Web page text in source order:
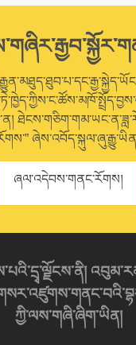
ཞལ་འདེབས་གནང་རོགས།
ཀྱི་ལས་གཞི་ཞིག་ཡིན།